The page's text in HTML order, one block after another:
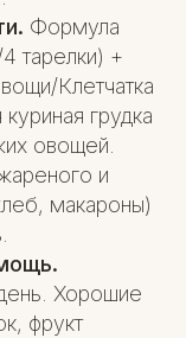
Формула
тарелки) +
Клетчатка
грудка
овощей.
и
макароны)
Хорошие
фрукт